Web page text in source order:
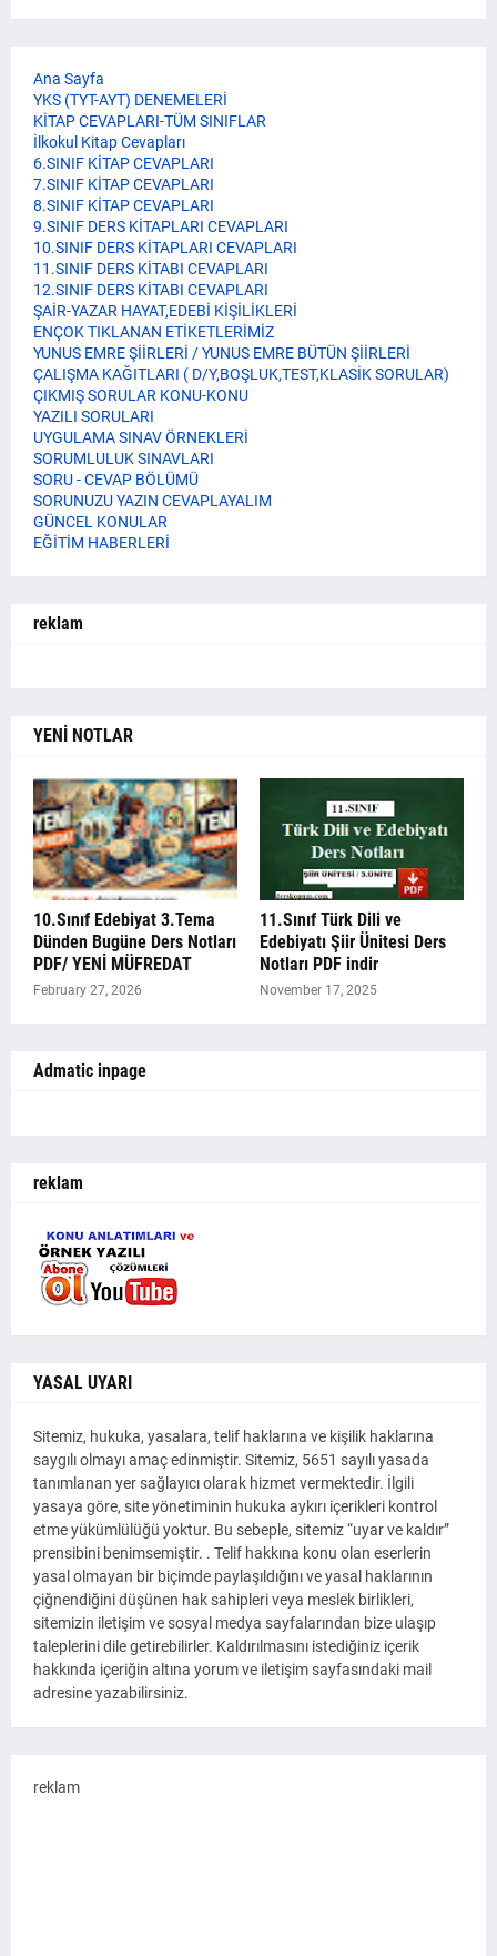
Ana Sayfa
YKS (TYT-AYT) DENEMELERİ
KİTAP CEVAPLARI-TÜM SINIFLAR
İlkokul Kitap Cevapları
6.SINIF KİTAP CEVAPLARI
7.SINIF KİTAP CEVAPLARI
8.SINIF KİTAP CEVAPLARI
9.SINIF DERS KİTAPLARI CEVAPLARI
10.SINIF DERS KİTAPLARI CEVAPLARI
11.SINIF DERS KİTABI CEVAPLARI
12.SINIF DERS KİTABI CEVAPLARI
ŞAİR-YAZAR HAYAT,EDEBİ KİŞİLİKLERİ
ENÇOK TIKLANAN ETİKETLERİMİZ
YUNUS EMRE ŞİİRLERİ / YUNUS EMRE BÜTÜN ŞİİRLERİ
ÇALIŞMA KAĞITLARI ( D/Y,BOŞLUK,TEST,KLASİK SORULAR)
ÇIKMIŞ SORULAR KONU-KONU
YAZILI SORULARI
UYGULAMA SINAV ÖRNEKLERİ
SORUMLULUK SINAVLARI
SORU - CEVAP BÖLÜMÜ
SORUNUZU YAZIN CEVAPLAYALIM
GÜNCEL KONULAR
EĞİTİM HABERLERİ
reklam
YENİ NOTLAR
10.Sınıf Edebiyat 3.Tema
Dünden Bugüne Ders Notları
PDF/ YENİ MÜFREDAT
February 27, 2026
11.Sınıf Türk Dili ve
Edebiyatı Şiir Ünitesi Ders
Notları PDF indir
November 17, 2025
Admatic inpage
reklam
YASAL UYARI
Sitemiz, hukuka, yasalara, telif haklarına ve kişilik haklarına
saygılı olmayı amaç edinmiştir. Sitemiz, 5651 sayılı yasada
tanımlanan yer sağlayıcı olarak hizmet vermektedir. İlgili
yasaya göre, site yönetiminin hukuka aykırı içerikleri kontrol
etme yükümlülüğü yoktur. Bu sebeple, sitemiz “uyar ve kaldır”
prensibini benimsemiştir. . Telif hakkına konu olan eserlerin
yasal olmayan bir biçimde paylaşıldığını ve yasal haklarının
çiğnendiğini düşünen hak sahipleri veya meslek birlikleri,
sitemizin iletişim ve sosyal medya sayfalarından bize ulaşıp
taleplerini dile getirebilirler. Kaldırılmasını istediğiniz içerik
hakkında içeriğin altına yorum ve iletişim sayfasındaki mail
adresine yazabilirsiniz.
reklam